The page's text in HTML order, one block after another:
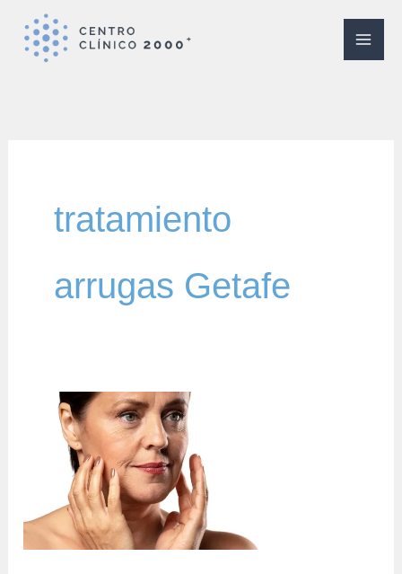
tratamiento
arrugas Getafe
Ultracol
Getafe:
Tratamiento
Revolucionario